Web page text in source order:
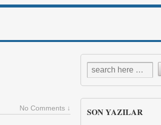
No Comments ↓ SON YAZILAR